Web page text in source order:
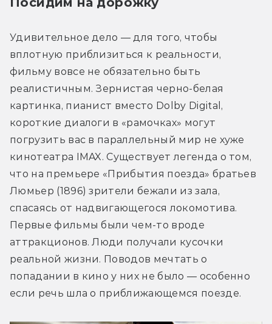
Удивительное дело — для того, чтобы
вплотную приблизиться к реальности,
фильму вовсе не обязательно быть
реалистичным. Зернистая черно-белая
картинка, пианист вместо Dolby Digital,
короткие диалоги в «рамочках» могут
погрузить вас в параллельный мир не хуже
кинотеатра IMAX. Существует легенда о том,
что на премьере «Прибытия поезда» братьев
Люмьер (1896) зрители бежали из зала,
спасаясь от надвигающегося локомотива.
Первые фильмы были чем-то вроде
аттракционов. Люди получали кусочки
реальной жизни. Поводов мечтать о
попадании в кино у них не было — особенно
если речь шла о приближающемся поезде.